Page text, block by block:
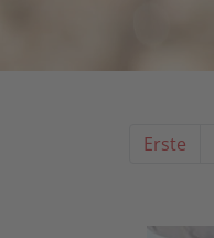
Erste